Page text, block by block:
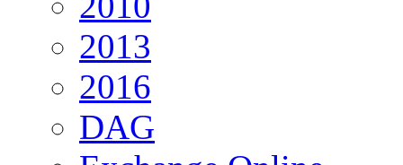
2013
2016
DAG